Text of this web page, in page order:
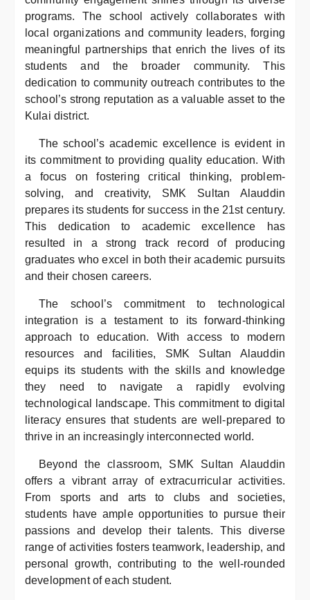
programs. The school actively collaborates with
local organizations and community leaders, forging
meaningful partnerships that enrich the lives of its
students and the broader community. This
dedication to community outreach contributes to the
school’s strong reputation as a valuable asset to the
Kulai district.
The school’s academic excellence is evident in
its commitment to providing quality education. With
a focus on fostering critical thinking, problem-
solving, and creativity, SMK Sultan Alauddin
prepares its students for success in the 21st century.
This dedication to academic excellence has
resulted in a strong track record of producing
graduates who excel in both their academic pursuits
and their chosen careers.
The school’s commitment to technological
integration is a testament to its forward-thinking
approach to education. With access to modern
resources and facilities, SMK Sultan Alauddin
equips its students with the skills and knowledge
they need to navigate a rapidly evolving
technological landscape. This commitment to digital
literacy ensures that students are well-prepared to
thrive in an increasingly interconnected world.
Beyond the classroom, SMK Sultan Alauddin
offers a vibrant array of extracurricular activities.
From sports and arts to clubs and societies,
students have ample opportunities to pursue their
passions and develop their talents. This diverse
range of activities fosters teamwork, leadership, and
personal growth, contributing to the well-rounded
development of each student.